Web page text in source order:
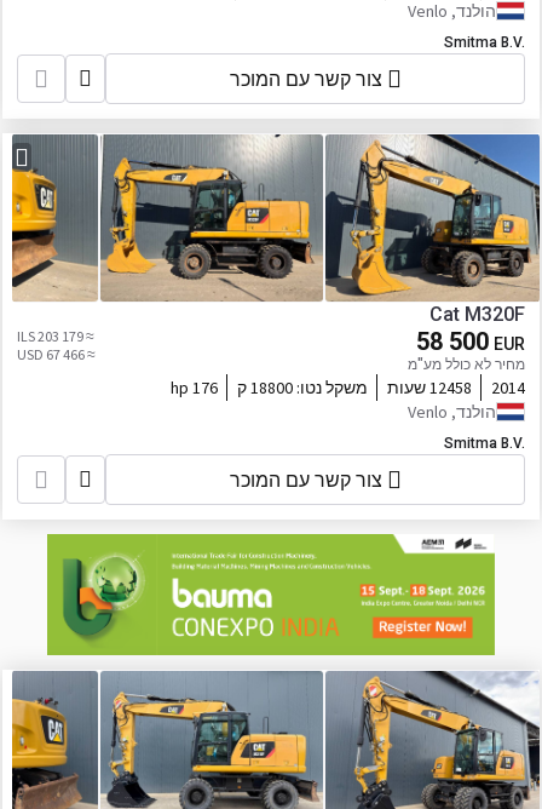
הולנד, Venlo
Smitma B.V.
צור קשר עם המוכר
Cat M320F
58 500 EUR
מחיר לא כולל מע"מ
≈ 203 179 ILS
≈ 67 466 USD
2014 12458 שעות משקל נטו: 18800 ק
176 hp
הולנד, Venlo
Smitma B.V.
צור קשר עם המוכר